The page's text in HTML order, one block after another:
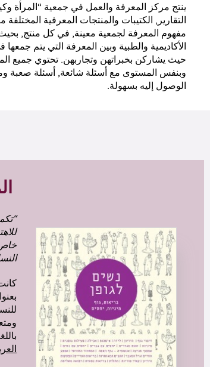
ينتج مركز المعرفة والعمل في جمعية “المرأة
مفهوم المعرفة لجمعية معينة, في كل منتج,
الأكاديمية والطبية وبين المعرفة التي يتم
حيث يشاركن بخبراتهن وتجاربهن. تحتوي جميع
وبنفس المستوى مع أسئلة شائعة, أسئلة
الوصول إليه بسهولة.
خاص